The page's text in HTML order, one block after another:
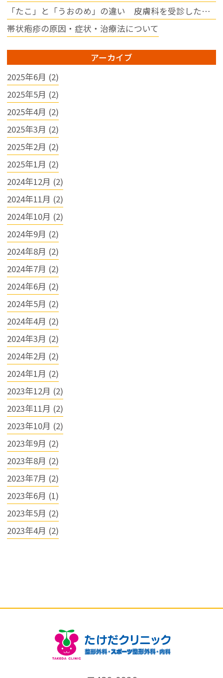
【応募方法】
履歴書を「かちがわスキンク
リニック」までご郵送くださ
い。
し、使用後は適切に破棄いた
します。
詳しくはハローワーク求人票
をご確認ください。
皆さまのご応募を心よりお待
ちしております。
「たこ」と「うおのめ」の違い 皮膚科を受診した方がイイの？
帯状疱疹の原因・症状・治療法について
アーカイブ
2025年6月 (2)
2025年5月 (2)
2025年4月 (2)
2025年3月 (2)
2025年2月 (2)
2025年1月 (2)
2024年12月 (2)
2024年11月 (2)
2024年10月 (2)
2024年9月 (2)
2024年8月 (2)
2024年7月 (2)
2024年6月 (2)
2024年5月 (2)
2024年4月 (2)
2024年3月 (2)
2024年2月 (2)
2024年1月 (2)
2023年12月 (2)
2023年11月 (2)
2023年10月 (2)
2023年9月 (2)
2023年8月 (2)
2023年7月 (2)
2023年6月 (1)
2023年5月 (2)
2023年4月 (2)